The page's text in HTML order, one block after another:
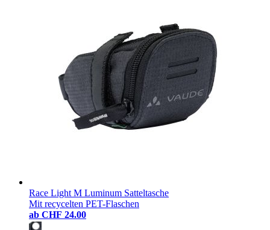
Race Light M Luminum Satteltasche
Mit recycelten PET-Flaschen
ab CHF 24.00